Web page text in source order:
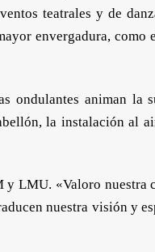
teatrales y de
envergadura, como
ondulantes animan la
la instalación al
y LMU. «Valoro
nuestra visión y